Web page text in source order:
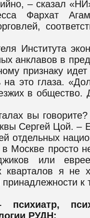
– сказал
Фархат
Института
анклавов в
признаку
на это глаза.
в общество.
вы
Сергей Цой. –
отдельных
Москве просто
или
кварталов я
к
РУДН: